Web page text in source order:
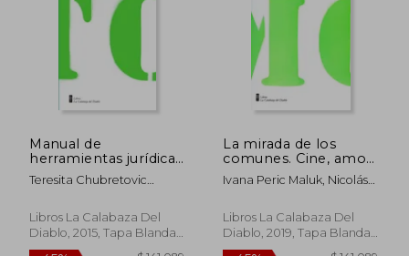
Manual de
herramientas jurídicas
para la gestión
cultural
Teresita Chubretovic
Libros La Calabaza Del
Diablo, 2015, Tapa Blanda,
Nuevo
La mirada de los
comunes. Cine, amor
y comunismo
Ivana Peric Maluk, Nicolás
Libros La Calabaza Del
Diablo, 2019, Tapa Blanda,
Nuevo